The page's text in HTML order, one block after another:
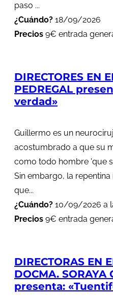
paso ...
¿Cuándo? 18/09/2026
Precios 9€ entrada
DIRECTORES EN
PEDREGAL
verdad»
Guillermo es un
acostumbrado a que su
como todo hombre 'que
Sin embargo, la
que...
¿Cuándo? 10/09/2026 a
Precios 9€ entrada
DIRECTORAS EN
DOCMA. SORAYA
presenta: